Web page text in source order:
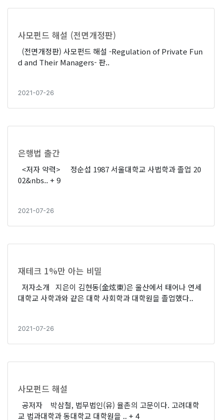
사모펀드 해설 (전면개정판)
(전면개정판) 사모펀드 해설 -Regulation of Private Fun
d and Their Managers- 판..
2021-07-26
은행법 출간
<저자 약력> 정순섭 1987 서울대학교 사법학과 졸업 20
02&nbs.. + 9
2021-07-26
재테크 1%만 아는 비밀
저자소개 지은이 김현동(金炫東)은 울산에서 태어나 연세
대학교 사학과와 같은 대학 사회학과 대학원을 졸업했다..
2021-07-26
사모펀드 해설
공저자 박삼철, 법무법인(유) 율촌의 고문이다. 고려대학
교 법과대학과 동대학교 대학원을 .. + 4